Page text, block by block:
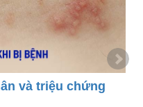
và triệu chứng